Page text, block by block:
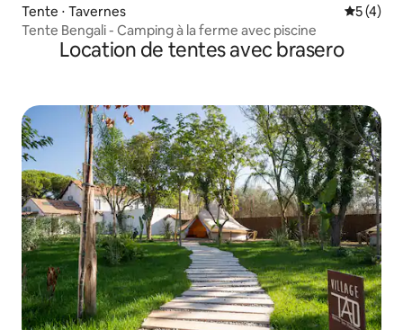
Tente ⋅ Tavernes
5 (4)
Tente Bengali - Camping à la ferme avec piscine
Location de tentes avec brasero